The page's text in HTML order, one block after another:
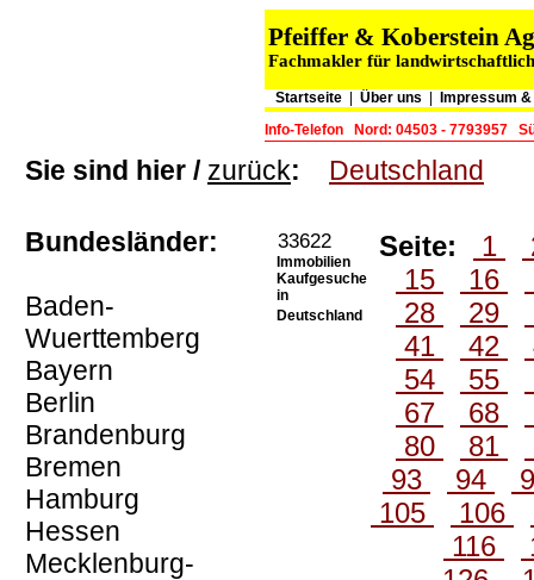
Pfeiffer & Koberstein
Fachmakler für
Startseite Über uns
Impressum
Info-Telefon
Nord: 04503 - 7793957
Sie sind hier / zurück: Deutschland
Bundesländer:
Baden-
Wuerttemberg
Bayern
Berlin
Brandenburg
Bremen
Hamburg
Hessen
Mecklenburg-
33622
Immobilien
Kaufgesuche
in
Deutschland
Seite: 1
15
16
28
29
41
42
54
55
67
68
80
81
93
94
105
106
116